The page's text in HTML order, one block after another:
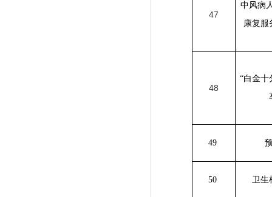
47
中风病
康复服
48
“白金十
49
50 卫生